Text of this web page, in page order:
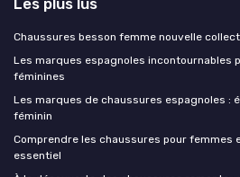
Chaussures besson femme nouvelle
Les marques espagnoles incontournables
féminines
Les marques de chaussures espagnoles :
féminin
Comprendre les chaussures pour femmes
essentiel